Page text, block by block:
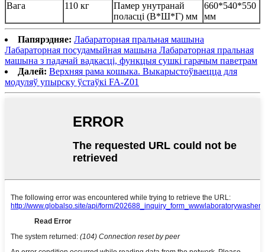
Вага 110 кг
Памер унутранай
поласці (В*Ш*Г) мм
660*540*550
мм
Папярэдняе: Лабараторная пральная машына
Лабараторная посудамыйная машына Лабараторная пральная
машына з падачай вадкасці, функцыя сушкі гарачым паветрам
Далей: Верхняя рама кошыка. Выкарыстоўваецца для
модуляў упырску ўстаўкі FA-Z01